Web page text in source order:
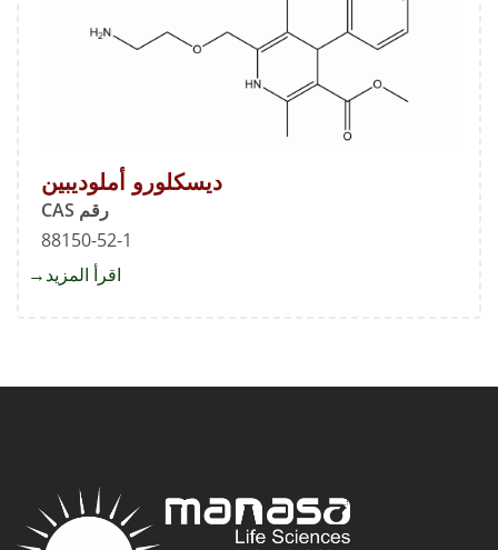
5,7-
ديسكلورو أملوديبين
رقم CAS
88150-52-1
اقرأ المزيد